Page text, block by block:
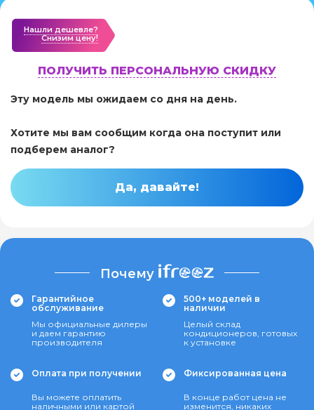
Нашли дешевле?
Cнизим цену!
ПОЛУЧИТЬ ПЕРСОНАЛЬНУЮ СКИДКУ
Эту модель мы ожидаем со дня на день.
Хотите мы вам сообщим когда она поступит или
подберем аналог?
Да, давайте!
Почему
Гарантийное
обслуживание
Мы официальные дилеры
и даем гарантию
производителя
500+ моделей в
наличии
Целый склад
кондиционеров, готовых
к установке
Оплата при получении
Вы можете оплатить
наличными или картой
Фиксированная цена
В конце работ цена не
изменится, никаких